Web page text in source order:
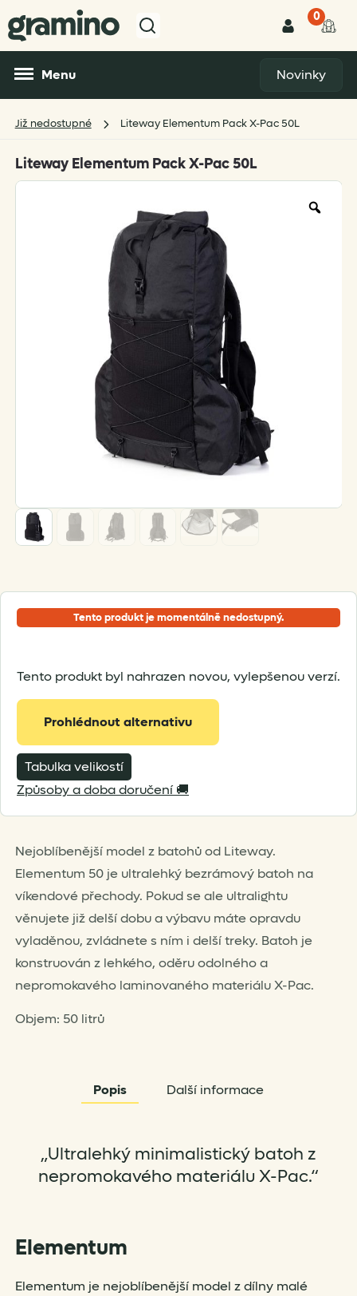
0
Menu Novinky
Již nedostupné Liteway Elementum Pack X-Pac 50L
Liteway Elementum Pack X-Pac 50L
Nejoblíbenější model z batohů od Liteway.
Elementum 50 je ultralehký bezrámový batoh na
víkendové přechody. Pokud se ale ultralightu
věnujete již delší dobu a výbavu máte opravdu
vyladěnou, zvládnete s ním i delší treky. Batoh je
konstruován z lehkého, oděru odolného a
nepromokavého laminovaného materiálu X-Pac.
Tento produkt je momentálně nedostupný.
Tento produkt byl nahrazen novou, vylepšenou verzí.
Prohlédnout alternativu
Tabulka velikostí
Způsoby a doba doručení 🚚
Objem: 50 litrů
Popis Další informace
„Ultralehký minimalistický batoh z
nepromokavého materiálu X-Pac.“
Elementum
Elementum je nejoblíbenější model z dílny malé